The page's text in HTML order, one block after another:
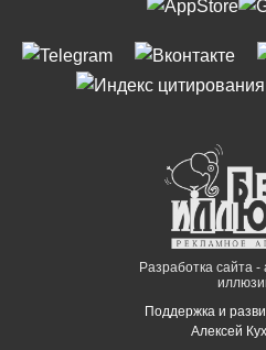
Разработка сайта -
Поддержка и
Алексей